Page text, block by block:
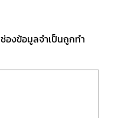
ช่องข้อมูลจำเป็นถูกทำ